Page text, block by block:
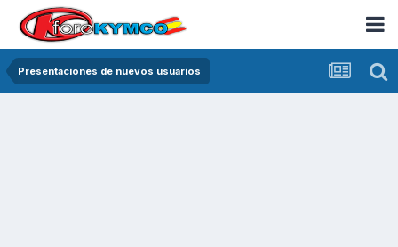
Presentaciones de nuevos usuarios